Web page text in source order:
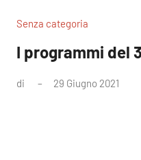
Senza categoria
I programmi del
di 29 Giugno 2021